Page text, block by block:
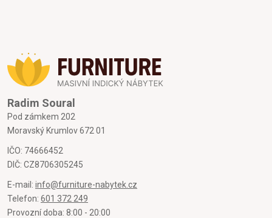
Radim Soural
Pod zámkem 202
Moravský Krumlov 672 01
IČO: 74666452
DIČ: CZ8706305245
E-mail: info@furniture-nabytek.cz
Telefon: 601 372 249
Provozní doba: 8:00 - 20:00